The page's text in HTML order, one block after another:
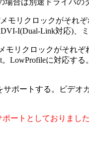
場合は別途ドライバの
リクロックがそれ
I(Dual-Link対応)、
リクロックがそれぞ
LowProfileに対応する
サポートする。ビデオ
ポートとしておりまし